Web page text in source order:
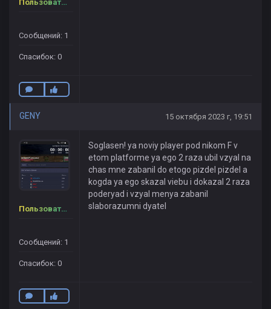
Пользователь
Сообщений: 1
Спасибок: 0
GENY 15 октября 2023 г, 19:51
Пользователь
Сообщений: 1
Спасибок: 0
Soglasen! ya noviy player pod nikom F v
etom platforme ya ego 2 raza ubil vzyal na
chas mne zabanil do etogo pizdel pizdel a
kogda ya ego skazal viebu i dokazal 2 raza
poderyad i vzyal menya zabanil
slaborazumni dyatel